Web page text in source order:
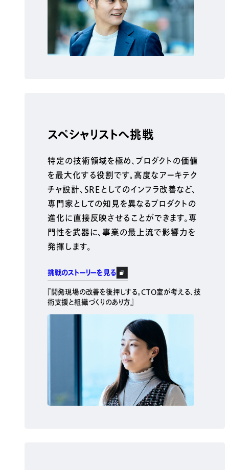
スペシャリストへ挑戦
特定の技術領域を極め、プロダクトの価値
を最大化する役割です。高度なアーキテク
チャ設計、SREとしてのインフラ改善など、
専門家としての知見を異なるプロダクトの
進化に直接反映させることができます。専
門性を武器に、事業の最上流で影響力を
発揮します。
挑戦のストーリーを見る
『開発現場の改善を後押しする。CTO室が考える、技
術支援と組織づくりのあり方』